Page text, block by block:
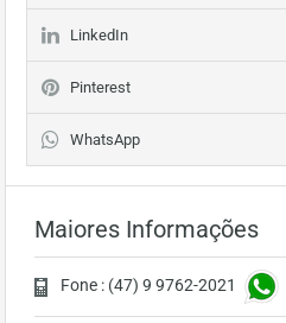
LinkedIn
Pinterest
WhatsApp
Maiores Informações
Fone : (47) 9 9762-2021